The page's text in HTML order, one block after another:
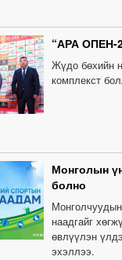
“АРА ОПЕН-
Жүдо бөхийн
комплекст
Монголын
болно
наадгайг
өвлүүлэн
эхэллээ.